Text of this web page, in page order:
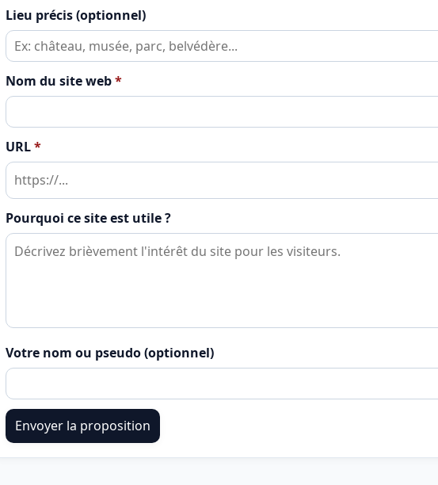
Lieu précis (optionnel)
Nom du site web*
URL*
Pourquoi ce site est utile ?
Votre nom ou pseudo (optionnel)
Envoyer la proposition